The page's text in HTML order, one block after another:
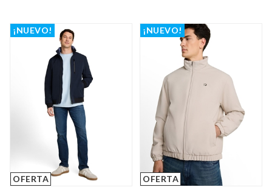
OFERTA
¡NUEVO!
OFERTA
¡NUEVO!